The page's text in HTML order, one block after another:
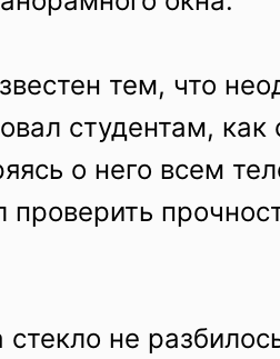
тем, что
студентам, как
о него всем
стекло не